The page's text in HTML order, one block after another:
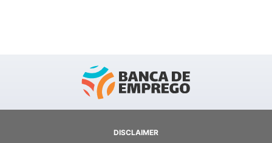
DISCLAIMER